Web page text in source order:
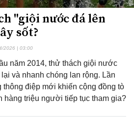
"giội nước đá lên
sốt?
2026 | 03:00
năm 2014, thử thách giội nước
và nhanh chóng lan rộng. Lần
thông điệp mới khiến cộng đồng tò
hàng triệu người tiếp tục tham gia?